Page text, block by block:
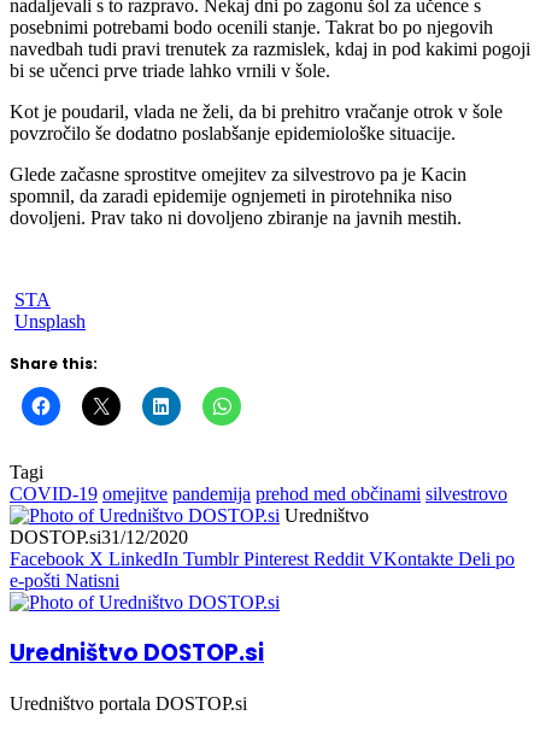
nadaljevali s to razpravo. Nekaj dni po zagonu šol za učence s
posebnimi potrebami bodo ocenili stanje. Takrat bo po njegovih
navedbah tudi pravi trenutek za razmislek, kdaj in pod kakimi pogoji
bi se učenci prve triade lahko vrnili v šole.
Kot je poudaril, vlada ne želi, da bi prehitro vračanje otrok v šole
povzročilo še dodatno poslabšanje epidemiološke situacije.
Glede začasne sprostitve omejitev za silvestrovo pa je Kacin
spomnil, da zaradi epidemije ognjemeti in pirotehnika niso
dovoljeni. Prav tako ni dovoljeno zbiranje na javnih mestih.
STA
Unsplash
Share this:
Tagi
COVID-19 omejitve pandemija prehod med občinami silvestrovo
Uredništvo
DOSTOP.si31/12/2020
Facebook X LinkedIn Tumblr Pinterest Reddit VKontakte Deli po
e-pošti Natisni
Uredništvo DOSTOP.si
Uredništvo portala DOSTOP.si